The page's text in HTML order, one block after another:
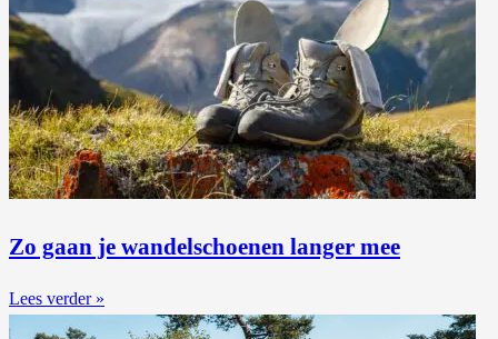
Zo gaan je wandelschoenen langer mee
Lees verder »